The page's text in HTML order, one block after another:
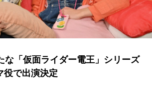
な「仮面ライダー電王」シリーズ
役で出演決定